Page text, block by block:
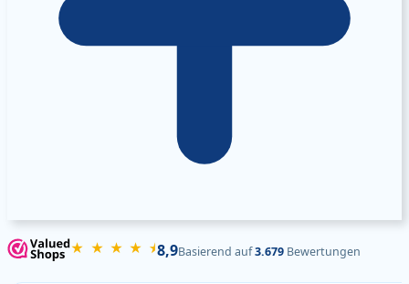
★ ★ ★ ★ ⯨8,9Basierend auf3.679Bewertungen